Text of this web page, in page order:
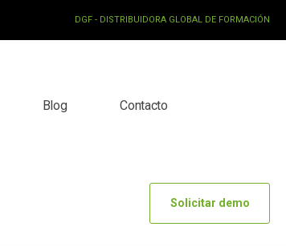
DGF - DISTRIBUIDORA GLOBAL DE FORMACIÓN
Blog Contacto
Solicitar demo